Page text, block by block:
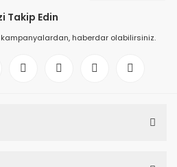
Takip Edin
haberdar olabilirsiniz.